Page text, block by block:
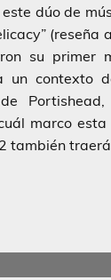
dúo de
(reseña
su primer
un contexto
marco
también